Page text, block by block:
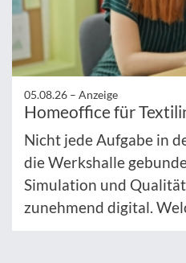
05.08.26 – Anzeige
Homeoffice für
Nicht jede Aufgabe in
die Werkshalle
Simulation und
zunehmend digital.